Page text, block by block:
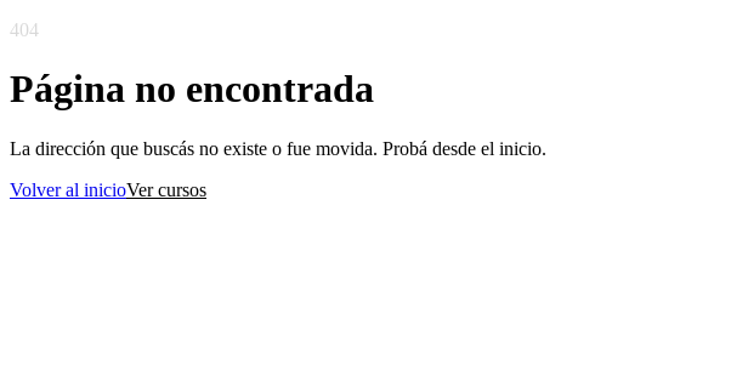
404
Página no encontrada
La dirección que buscás no existe o fue movida. Probá desde el inicio.
Volver al inicioVer cursos